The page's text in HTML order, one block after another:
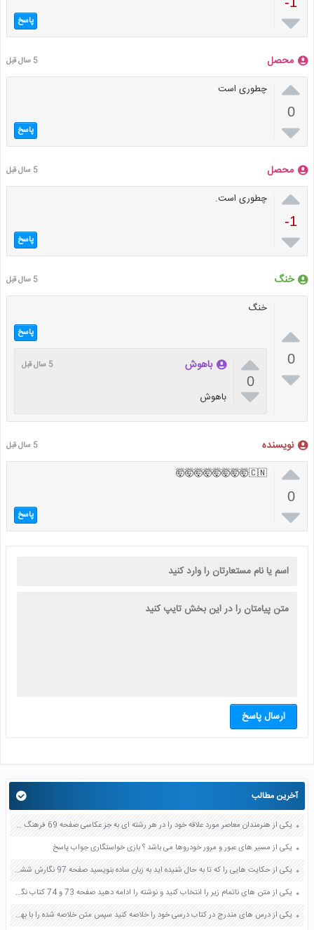
 پاسخ
محصل 5 سال قبل

0

چطوری است
پاسخ
محصل 5 سال قبل

-1

چطوری است.
پاسخ
خنگ 5 سال قبل

0

خنگ
پاسخ

0

باهوش 5 سال قبل
باهوش
نویسنده 5 سال قبل

0

🇨🇳🤯🤯🤯🤯🤯🤯🤯🤯
پاسخ
ارسال پاسخ
آخرین مطالب
یکی از هنرمندان معاصر مورد علاقه خود را در هر رشته ای به جز عکاسی صفحه 69 فرهنگ و هنر نهم
یکی از مسیر های عبور و مرور خودروها می باشد ؟ بازی خواستگاری جواب پاسخ
یکی از حکایت هایی را که تا به حال شنیده اید به زبان ساده بنویسید صفحه 97 نگارش ششم دبستان
یکی از متن های ناتمام زیر را انتخاب کنید و نوشته را ادامه دهید صفحه 73 و 74 کتاب نگارش فارسی پنجم دبستان
یکی از درس های مندرج در کتاب درسی خود را خلاصه کنید سپس متن خلاصه شده را با بهره گیری از روش های دسته بندی نمودار جدول نقشه مفهومی نشان دهید صفحه 118 نگارش یازدهم